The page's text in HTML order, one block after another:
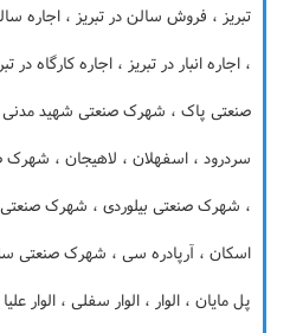
تبریز ، فروش سالن در تبریز ، اجاره
، اجاره انبار در تبریز ، اجاره
صنعتی پاک ، شهرک صنعتی شهید
سردرود ، اسفهلان ، لاهیجان ،
، شهرک صنعتی بیلوردی ، شهرک
اسکان ، آرپادره سی ، شهرک صنعتی
پل مایان ، الوار ، الوار سفلی ،